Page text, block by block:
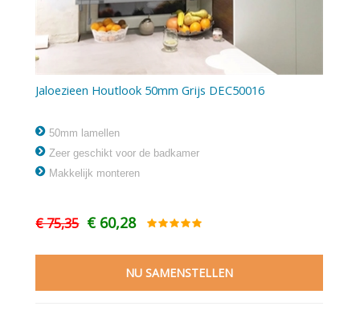
Jaloezieen Houtlook 50mm Grijs DEC50016
50mm lamellen
Zeer geschikt voor de badkamer
Makkelijk monteren
€ 75,35 € 60,28